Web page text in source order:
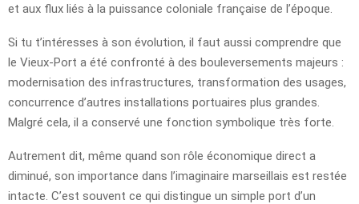
et aux flux liés à la puissance coloniale française de l’époque.
Si tu t’intéresses à son évolution, il faut aussi comprendre que
le Vieux-Port a été confronté à des bouleversements majeurs :
modernisation des infrastructures, transformation des usages,
concurrence d’autres installations portuaires plus grandes.
Malgré cela, il a conservé une fonction symbolique très forte.
Autrement dit, même quand son rôle économique direct a
diminué, son importance dans l’imaginaire marseillais est restée
intacte. C’est souvent ce qui distingue un simple port d’un